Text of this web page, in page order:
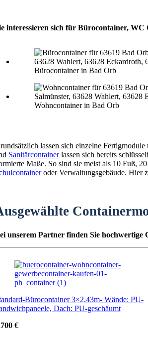
interessieren sich für Bürocontainer,
Bürocontainer in Bad Orb
Wohncontainer in Bad Orb
lassen sich einzelne
Sanitärcontainerlassen sich bereits
Maße. So sind sie meist als 10 Fuß,
oder Verwaltungsgebäude. Hier
unserem Partner finden Sie hochwertige
Bürocontainer 3×2,43m- Wände: PU-
Dach: PU-geschäumt
€